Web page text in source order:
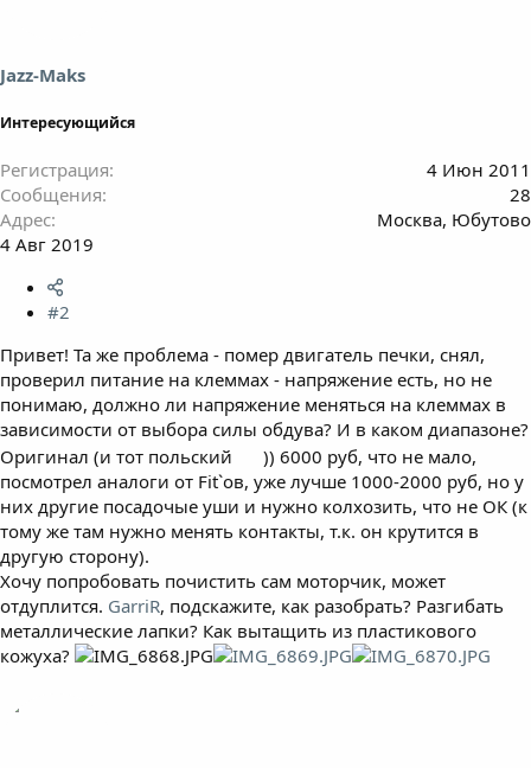
Jazz-Maks
Интересующийся
Регистрация
4 Июн 2011
Сообщения
28
Адрес
Москва, Юбутово
4 Авг 2019
#2
Привет! Та же проблема - помер двигатель печки, снял,
проверил питание на клеммах - напряжение есть, но не
понимаю, должно ли напряжение меняться на клеммах в
зависимости от выбора силы обдува? И в каком диапазоне?
Оригинал (и тот польский
)) 6000 руб, что не мало,
посмотрел аналоги от Fit`ов, уже лучше 1000-2000 руб, но у
них другие посадочые уши и нужно колхозить, что не ОК (к
тому же там нужно менять контакты, т.к. он крутится в
другую сторону).
Хочу попробовать почистить сам моторчик, может
отдуплится. GarriR, подскажите, как разобрать? Разгибать
металлические лапки? Как вытащить из пластикового
кожуха?